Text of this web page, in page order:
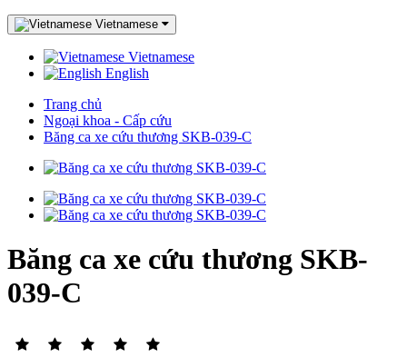
Vietnamese
Vietnamese
English
Trang chủ
Ngoại khoa - Cấp cứu
Băng ca xe cứu thương SKB-039-C
Băng ca xe cứu thương SKB-
039-C